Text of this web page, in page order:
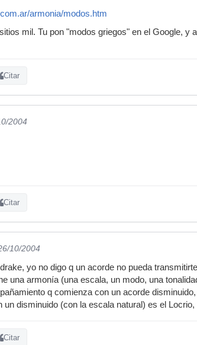
armonia/modos.htm
mil. Tu pon "modos griegos" en el Google, y
Citar
2004
Citar
10/2004
yo no digo q un acorde no pueda
una armonía (una escala, un modo, una
q comienza con un acorde
disminuido (con la escala natural) es el Locrio,
Citar